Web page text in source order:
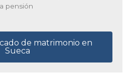
pensión
de matrimonio en
Sueca